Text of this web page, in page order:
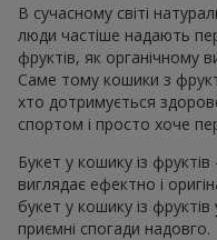
В сучасному світі
люди частіше надають
фруктів, як органічному
Саме тому кошики з
хто дотримується
спортом і просто хоче
Букет у кошику із
виглядає ефектно і
букет у кошику із
приємні спогади надовго.